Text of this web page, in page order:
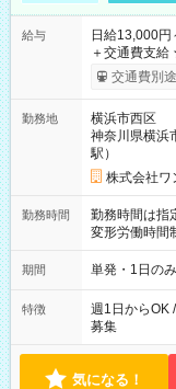
給与
日給13,000円
＋交通費支給 ★交通費全額支給！ ┗案件により規定あり ★日払
いOK！（規
ンビニATMから
交通費別
勤務地
横浜市西区
神奈川県横浜
駅）
株式会社ワ
勤務時間
勤務時間は指
変形労働時間制 想定
～21：00
期間 単発・1日の
特徴
週1日からOK
募集
気になる！